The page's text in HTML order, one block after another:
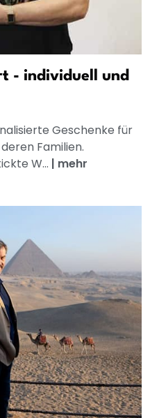
- individuell und
Geschenke für
Familien.
W... | mehr